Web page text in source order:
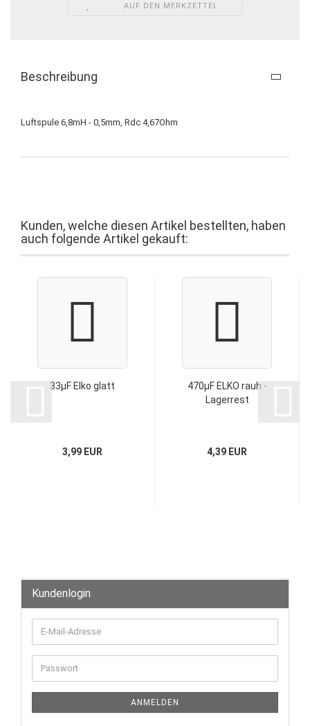
AUF DEN MERKZETTEL
Beschreibung
Luftspule 6,8mH - 0,5mm, Rdc 4,67Ohm
Kunden, welche diesen Artikel bestellten, haben
auch folgende Artikel gekauft:
33µF Elko glatt
3,99 EUR
470µF ELKO rauh -
Lagerrest
4,39 EUR
Kundenlogin
E-
Mail-
Adresse
Passwort
ANMELDEN